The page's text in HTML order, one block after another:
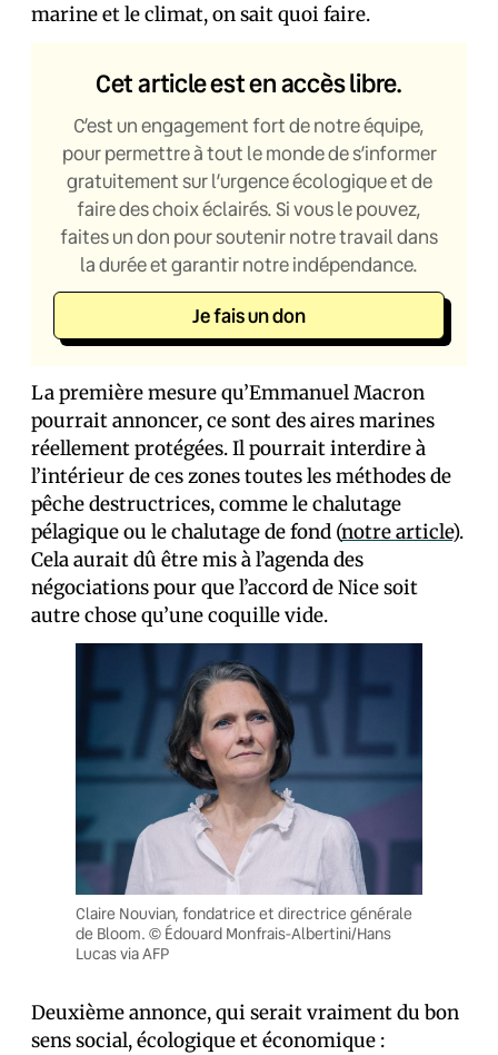
marine et le climat, on sait quoi faire.
Cet article est en accès libre.
C’est un engagement fort de notre équipe,
pour permettre à tout le monde de s’informer
gratuitement sur l’urgence écologique et de
faire des choix éclairés. Si vous le pouvez,
faites un don pour soutenir notre travail dans
la durée et garantir notre indépendance.
Je fais un don
La première mesure qu’Emmanuel Macron
pourrait annoncer, ce sont des aires marines
réellement protégées. Il pourrait interdire à
l’intérieur de ces zones toutes les méthodes de
pêche destructrices, comme le chalutage
pélagique ou le chalutage de fond (notre article).
Cela aurait dû être mis à l’agenda des
négociations pour que l’accord de Nice soit
autre chose qu’une coquille vide.
Claire Nouvian, fondatrice et directrice générale
de Bloom. © Édouard Monfrais-Albertini/Hans
Lucas via AFP
Deuxième annonce, qui serait vraiment du bon
sens social, écologique et économique :